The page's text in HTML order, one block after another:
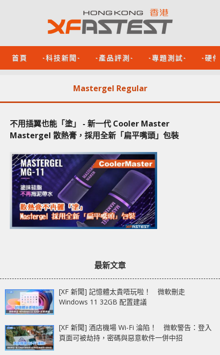
首頁 -科技新聞- -產品評測- -專題測試- -硬
Mastergel Regular
不用插翼也能「塗」 - 新一代 Cooler Master
Mastergel 散熱膏，採用全新「扁平嘴頭」包裝
最新文章
[XF 新聞] 記憶體太貴唔玩啦！ 微軟刪走
Windows 11 32GB 配置建議
[XF 新聞] 酒店機場 Wi-Fi 淪陷！ 微軟警告：登入
頁面可被劫持，密碼與惡意軟件一併中招